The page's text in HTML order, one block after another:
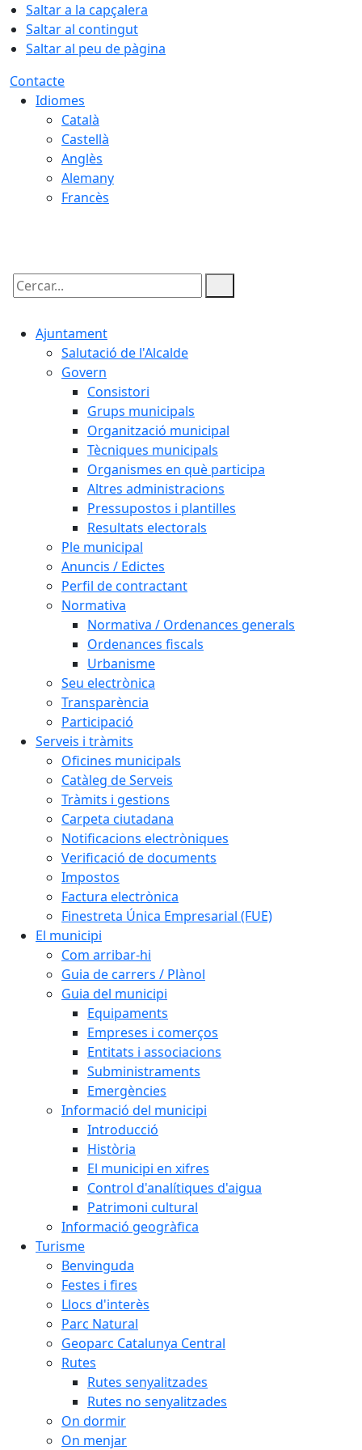
Saltar a la capçalera
Saltar al contingut
Saltar al peu de pàgina
Contacte
Idiomes
Català
Castellà
Anglès
Alemany
Francès
Cercar:
Ajuntament
Salutació de l'Alcalde
Govern
Consistori
Grups municipals
Organització municipal
Tècniques municipals
Organismes en què participa
Altres administracions
Pressupostos i plantilles
Resultats electorals
Ple municipal
Anuncis / Edictes
Perfil de contractant
Normativa
Normativa / Ordenances generals
Ordenances fiscals
Urbanisme
Seu electrònica
Transparència
Participació
Serveis i tràmits
Oficines municipals
Catàleg de Serveis
Tràmits i gestions
Carpeta ciutadana
Notificacions electròniques
Verificació de documents
Impostos
Factura electrònica
Finestreta Única Empresarial (FUE)
El municipi
Com arribar-hi
Guia de carrers / Plànol
Guia del municipi
Equipaments
Empreses i comerços
Entitats i associacions
Subministraments
Emergències
Informació del municipi
Introducció
Història
El municipi en xifres
Control d'analítiques d'aigua
Patrimoni cultural
Informació geogràfica
Turisme
Benvinguda
Festes i fires
Llocs d'interès
Parc Natural
Geoparc Catalunya Central
Rutes
Rutes senyalitzades
Rutes no senyalitzades
On dormir
On menjar